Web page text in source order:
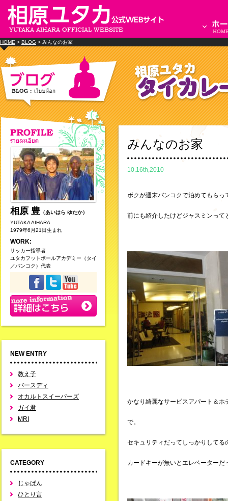
HOME > BLOG > みんなのお家
相原 豊 （あいはら ゆたか）
YUTAKA AIHARA
1979年6月21日生まれ
WORK:
サッカー指導者
ユタカフットボールアカデミー（タイ
／バンコク）代表
NEW ENTRY
教え子
バースディ
オカルトスイーパーズ
ガイ君
MRI
CATEGORY
じゃぱん
ひとり言
みんなのお家
10.16th,2010
ボクが週末バンコクで泊めてもらっ
前にも紹介したけどジャスミンって
かなり綺麗なサービスアパート＆ホ
で。
セキュリティだってしっかりしてる
カードキーが無いとエレベーターだ